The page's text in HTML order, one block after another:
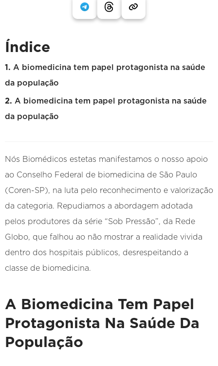
Índice
A biomedicina tem papel protagonista na saúde
da população
A biomedicina tem papel protagonista na saúde
da população
Nós Biomédicos estetas manifestamos o nosso apoio
ao Conselho Federal de biomedicina de São Paulo
(Coren-SP), na luta pelo reconhecimento e valorização
da categoria. Repudiamos a abordagem adotada
pelos produtores da série “Sob Pressão”, da Rede
Globo, que falhou ao não mostrar a realidade vivida
dentro dos hospitais públicos, desrespeitando a
classe de biomedicina.
A Biomedicina Tem Papel
Protagonista Na Saúde Da
População